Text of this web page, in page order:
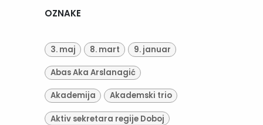
OZNAKE
3. maj 8. mart 9. januar
Abas Aka Arslanagić
Akademija Akademski trio
Aktiv sekretara regije Doboj